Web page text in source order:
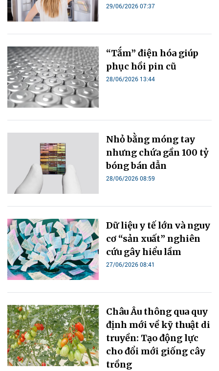
29/06/2026 07:37
“Tắm” điện hóa giúp
phục hồi pin cũ
28/06/2026 13:44
Nhỏ bằng móng tay
nhưng chứa gần 100 tỷ
bóng bán dẫn
28/06/2026 08:59
Dữ liệu y tế lớn và nguy
cơ “sản xuất” nghiên
cứu gây hiểu lầm
27/06/2026 08:41
Châu Âu thông qua quy
định mới về kỹ thuật di
truyền: Tạo động lực
cho đổi mới giống cây
trồng